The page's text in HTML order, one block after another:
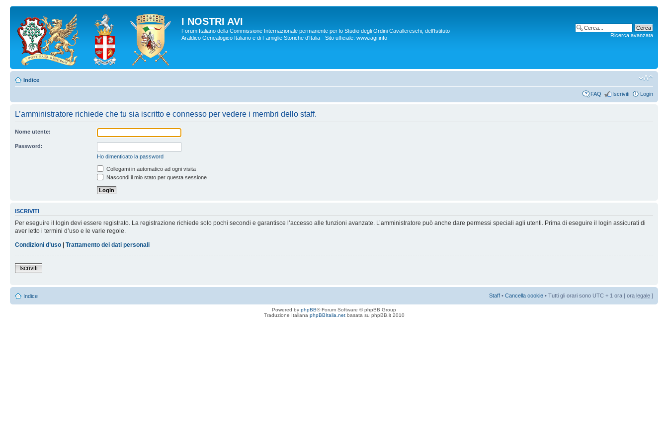
I NOSTRI AVI
Forum Italiano della Commissione Internazionale permanente per lo Studio degli Ordini Cavallereschi, dell’Istituto
Araldico Genealogico Italiano e di Famiglie Storiche d'Italia - Sito ufficiale: www.iagi.info
Ricerca avanzata
Indice
FAQ Iscriviti Login
L’amministratore richiede che tu sia iscritto e connesso per vedere i membri dello staff.
Nome utente:
Password:
Ho dimenticato la password
Collegami in automatico ad ogni visita
Nascondi il mio stato per questa sessione
ISCRIVITI
Per eseguire il login devi essere registrato. La registrazione richiede solo pochi secondi e garantisce l’accesso alle funzioni avanzate. L’amministratore può anche dare permessi speciali agli utenti. Prima di eseguire il login assicurati di
aver letto i termini d’uso e le varie regole.
Condizioni d’uso | Trattamento dei dati personali
Iscriviti
Indice Staff • Cancella cookie • Tutti gli orari sono UTC + 1 ora [ ora legale ]
Powered by phpBB® Forum Software © phpBB Group
Traduzione Italiana phpBBItalia.netbasata su phpBB.it 2010